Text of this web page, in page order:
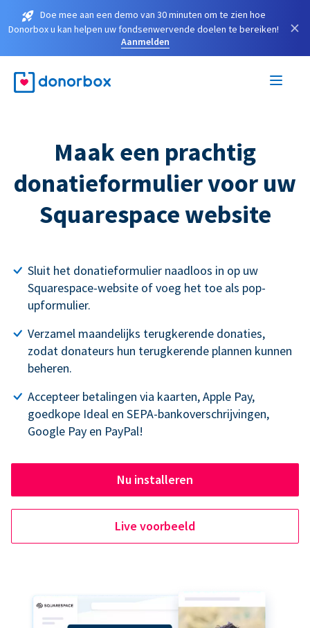
Doe mee aan een demo van 30 minuten om te zien hoe
Donorbox u kan helpen uw fondsenwervende doelen te bereiken!
Aanmelden
×
Maak een prachtig
donatieformulier voor uw
Squarespace website
Sluit het donatieformulier naadloos in op uw
Squarespace-website of voeg het toe als pop-
upformulier.
Verzamel maandelijks terugkerende donaties,
zodat donateurs hun terugkerende plannen kunnen
beheren.
Accepteer betalingen via kaarten, Apple Pay,
goedkope Ideal en SEPA-bankoverschrijvingen,
Google Pay en PayPal!
Nu installeren
Live voorbeeld